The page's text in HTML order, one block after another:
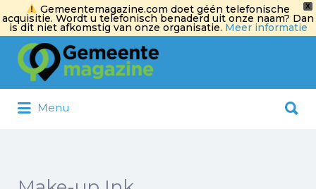
X
Gemeentemagazine.com doet géén telefonische
acquisitie. Wordt u telefonisch benaderd uit onze naam? Dan
is dit niet afkomstig van onze organisatie. Meer informatie
Zoek
naar:
Menu
naar: